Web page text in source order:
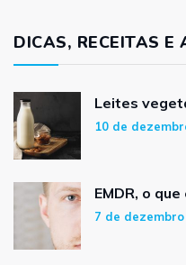
DICAS, RECEITAS E
Leites
10 de
EMDR, o que
7 de